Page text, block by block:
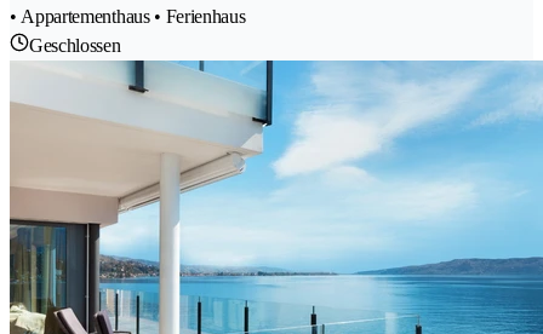
• Appartementhaus • Ferienhaus
Geschlossen